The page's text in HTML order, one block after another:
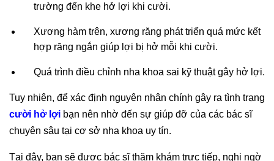
trường đến khe hở lợi khi cười.
Xương hàm trên, xương răng phát triển quá mức kết
hợp răng ngắn giúp lợi bị hở mỗi khi cười.
Quá trình điều chỉnh nha khoa sai kỹ thuật gây hở lợi.
Tuy nhiên, để xác định nguyên nhân chính gây ra tình trạng
cười hở lợi bạn nên nhờ đến sự giúp đỡ của các bác sĩ
chuyên sâu tại cơ sở nha khoa uy tín.
Tại đây, bạn sẽ được bác sĩ thăm khám trực tiếp, nghi ngờ